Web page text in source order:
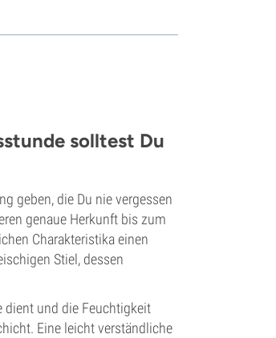
solltest Du
geben, die Du nie vergessen
genaue Herkunft bis zum
Charakteristika einen
Stiel, dessen
dient und die Feuchtigkeit
Eine leicht verständliche